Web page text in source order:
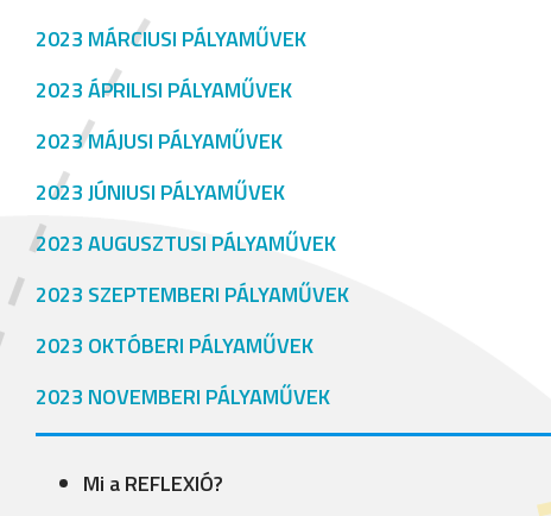
2023 MÁRCIUSI PÁLYAMŰVEK
2023 ÁPRILISI PÁLYAMŰVEK
2023 MÁJUSI PÁLYAMŰVEK
2023 JÚNIUSI PÁLYAMŰVEK
2023 AUGUSZTUSI PÁLYAMŰVEK
2023 SZEPTEMBERI PÁLYAMŰVEK
2023 OKTÓBERI PÁLYAMŰVEK
2023 NOVEMBERI PÁLYAMŰVEK
Mi a REFLEXIÓ?